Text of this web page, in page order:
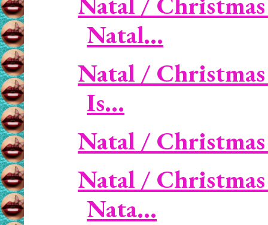
Natal...
Natal / Christmas
Is...
Natal /
Natal / Christmas
Nata...